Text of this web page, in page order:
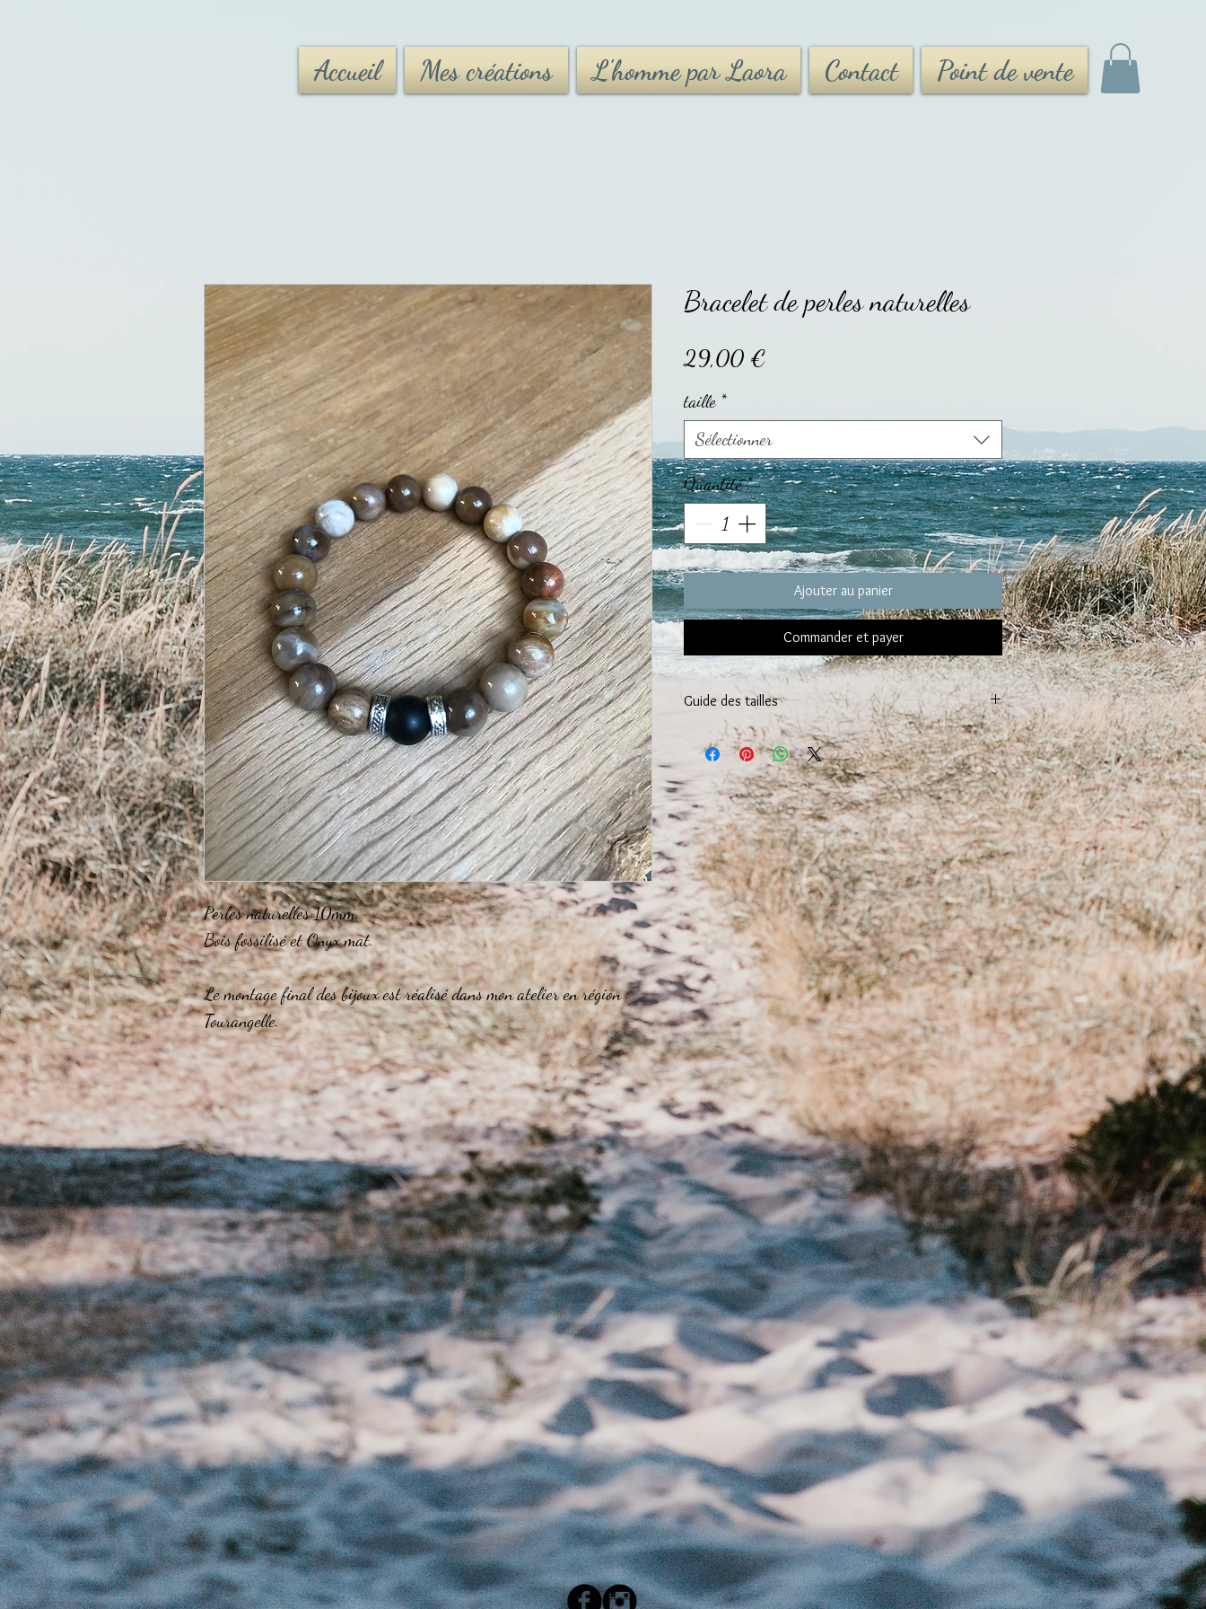
Accueil Mes créations L'homme par Laora Contact Point de vente
Perles naturelles 10mm.
Bois fossilisé et Onyx mat.
Le montage final des bijoux est réalisé dans mon atelier en région
Tourangelle.
Bracelet de perles naturelles
29,00 €
taille *
Sélectionner
Quantité*
Ajouter au panier
Commander et payer
Guide des tailles
CHOISISSEZ la taille de votre BRACELET
Taille de poignet entre 14 et 16 cm :
Nous vous recommandons de choisir un bracelet taille S
Taille de poignet entre 16 et 18 cm :
Nous vous recommandons de choisir un bracelet taille M
Taille de poignet entre 18 et 20 cm :
Nous vous recommandons de choisir un bracelet taille L
Taille de poignet supérieure à 20 cm :
Aucun problème ! Nous pouvons vous faire le bracelet de
votre choix sur mesure. Il vous suffit simplement de nous
faire une demande à : laorabijoux@gmail.com